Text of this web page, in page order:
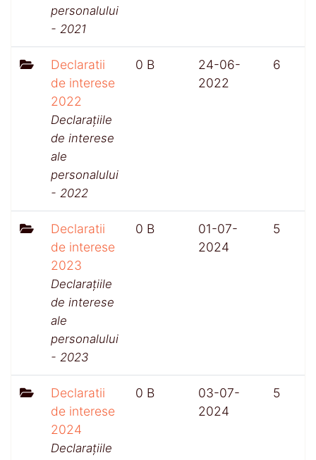
personalului
- 2021
Declaratii
de interese
2022
Declarațiile
de interese
ale
personalului
- 2022
0 B
24-06-
2022
6
Declaratii
de interese
2023
Declarațiile
de interese
ale
personalului
- 2023
0 B
01-07-
2024
5
Declaratii
de interese
2024
Declarațiile
0 B
03-07-
2024
5